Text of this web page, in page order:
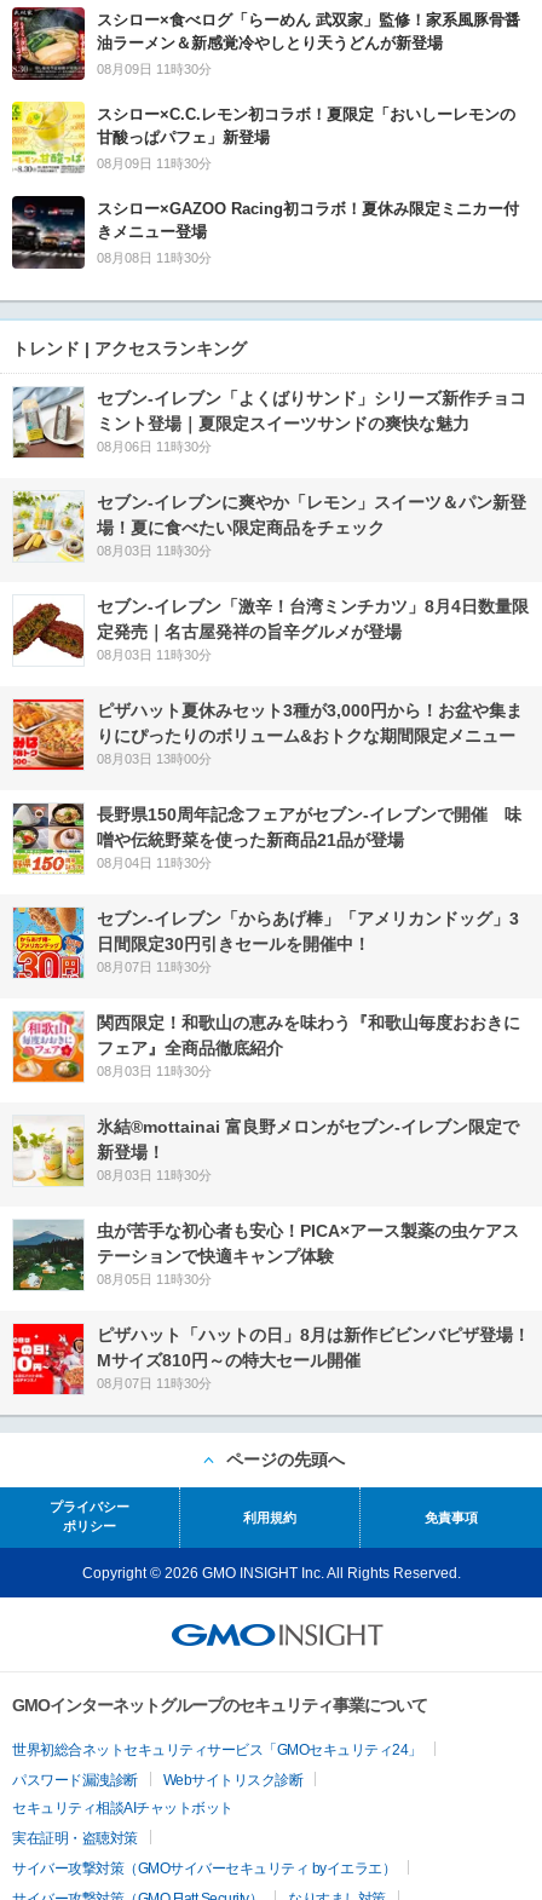
スシロー×食べログ「らーめん 武双家」監修！家系風豚骨醤
油ラーメン＆新感覚冷やしとり天うどんが新登場
08月09日 11時30分
スシロー×C.C.レモン初コラボ！夏限定「おいしーレモンの
甘酸っぱパフェ」新登場
08月09日 11時30分
スシロー×GAZOO Racing初コラボ！夏休み限定ミニカー付
きメニュー登場
08月08日 11時30分
トレンド | アクセスランキング
セブン‐イレブン「よくばりサンド」シリーズ新作チョコ
ミント登場｜夏限定スイーツサンドの爽快な魅力
08月06日 11時30分
セブン‐イレブンに爽やか「レモン」スイーツ＆パン新登
場！夏に食べたい限定商品をチェック
08月03日 11時30分
セブン-イレブン「激辛！台湾ミンチカツ」8月4日数量限
定発売｜名古屋発祥の旨辛グルメが登場
08月03日 11時30分
ピザハット夏休みセット3種が3,000円から！お盆や集ま
りにぴったりのボリューム&おトクな期間限定メニュー
08月03日 13時00分
長野県150周年記念フェアがセブン-イレブンで開催 味
噌や伝統野菜を使った新商品21品が登場
08月04日 11時30分
セブン‐イレブン「からあげ棒」「アメリカンドッグ」3
日間限定30円引きセールを開催中！
08月07日 11時30分
関西限定！和歌山の恵みを味わう『和歌山毎度おおきに
フェア』全商品徹底紹介
08月03日 11時30分
氷結®mottainai 富良野メロンがセブン‐イレブン限定で
新登場！
08月03日 11時30分
虫が苦手な初心者も安心！PICA×アース製薬の虫ケアス
テーションで快適キャンプ体験
08月05日 11時30分
ピザハット「ハットの日」8月は新作ビビンバピザ登場！
Mサイズ810円～の特大セール開催
08月07日 11時30分
ページの先頭へ
プライバシー
ポリシー
利用規約 免責事項
Copyright © 2026 GMO INSIGHT Inc. All Rights Reserved.
GMOインターネットグループのセキュリティ事業について
世界初総合ネットセキュリティサービス「GMOセキュリティ24」
パスワード漏洩診断
Webサイトリスク診断
セキュリティ相談AIチャットボット
実在証明・盗聴対策
サイバー攻撃対策（GMOサイバーセキュリティ byイエラエ）